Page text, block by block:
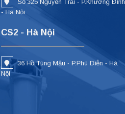
Số 325 Nguyễn Trãi - P.Khương Đình
- Hà Nội
CS2 - Hà Nội
36 Hồ Tùng Mậu - P.Phú Diễn - Hà
Nội